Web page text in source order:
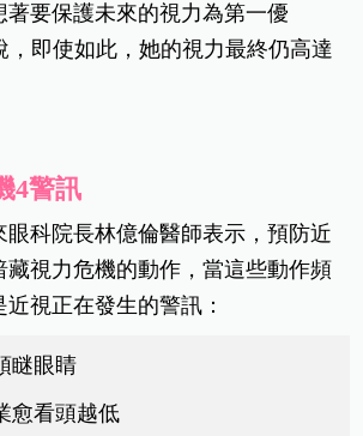
著要保護未來的視力為第一優
，即使如此，她的視力最終仍高達
4警訊
眼科院長林億倫醫師表示，預防近
藏視力危機的動作，當這些動作頻
視正在發生的警訊：
瞇眼睛
愈看頭越低